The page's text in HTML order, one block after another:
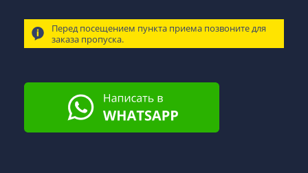
Перед посещением пункта приема позвоните для
заказа пропуска.